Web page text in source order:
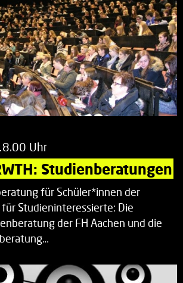
Uhr
Studienberatungen
für Schüler*innen der
Studieninteressierte: Die
der FH Aachen und die